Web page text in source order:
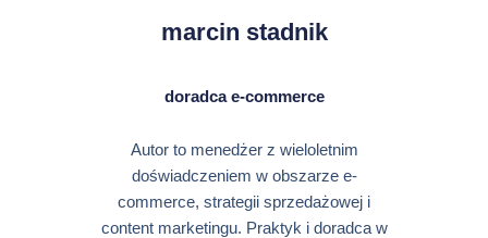
marcin stadnik
doradca e-commerce
Autor to menedżer z wieloletnim
doświadczeniem w obszarze e-
commerce, strategii sprzedażowej i
content marketingu. Praktyk i doradca w